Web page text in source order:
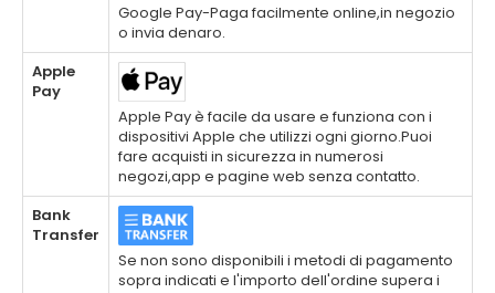
Google Pay-Paga facilmente online,in negozio
o invia denaro.
Apple
Pay
Apple Pay è facile da usare e funziona con i
dispositivi Apple che utilizzi ogni giorno.Puoi
fare acquisti in sicurezza in numerosi
negozi,app e pagine web senza contatto.
Bank
Transfer
Se non sono disponibili i metodi di pagamento
sopra indicati e l'importo dell'ordine supera i